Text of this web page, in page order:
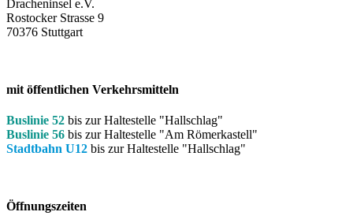
Dracheninsel e.V.
Rostocker Strasse 9
70376 Stuttgart
mit öffentlichen Verkehrsmitteln
Buslinie 52 bis zur Haltestelle "Hallschlag"
Buslinie 56 bis zur Haltestelle "Am Römerkastell"
Stadtbahn U12 bis zur Haltestelle "Hallschlag"
Öffnungszeiten